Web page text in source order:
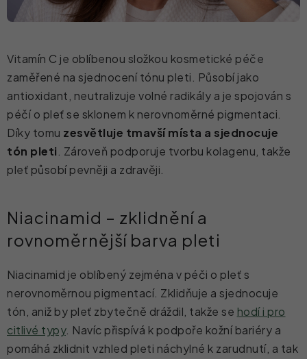
Vitamín C je oblíbenou složkou kosmetické péče
zaměřené na sjednocení tónu pleti. Působí jako
antioxidant, neutralizuje volné radikály a je spojován s
péčí o pleť se sklonem k nerovnoměrné pigmentaci.
Díky tomu zesvětluje tmavší místa a sjednocuje
tón pleti. Zároveň podporuje tvorbu kolagenu, takže
pleť působí pevněji a zdravěji.
Niacinamid – zklidnění a
rovnoměrnější barva pleti
Niacinamid je oblíbený zejména v péči o pleť s
nerovnoměrnou pigmentací. Zklidňuje a sjednocuje
tón, aniž by pleť zbytečně dráždil, takže se hodí i pro
citlivé typy. Navíc přispívá k podpoře kožní bariéry a
pomáhá zklidnit vzhled pleti náchylné k zarudnutí, a tak